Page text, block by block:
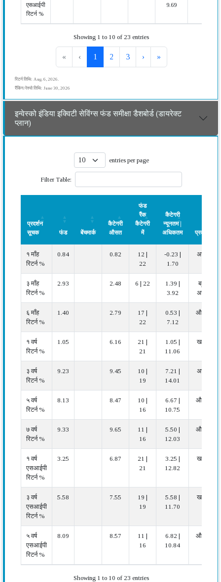
एसआईपी
रिटर्न %
9.69
Showing 1 to 10 of 23 entries
« ‹ 1 2 3 › »
रिटर्न तिथि: Aug. 6, 2026.
रैंकिंग/रेश्यो तिथि: June 30, 2026
इन्वेस्को इंडिया इक्विटी सेविंग्स फंड समीक्षा डैशबोर्ड (डायरेक्ट
प्लान)
entries per page
Filter Table:
प्रदर्शन
सूचक
फंड बेंचमार्क
कैटेगरी
औसत
फंड
रैंक
कैटेगरी
में
कैटेगरी
न्यूनतम |
अधिकतम
प्रदर्शन
सूचक
औसत
रैंक
कैटेगरी
में
न्यूनतम |
अधिकतम
१ माँह
रिटर्न %
0.84 0.82
12 |
22
-0.23 |
1.70
अच्छा
३ माँह
रिटर्न %
2.93 2.48 6 | 22
1.39 |
3.92
बहुत
अच्छा
६ माँह
रिटर्न %
1.40 2.79
17 |
22
0.53 |
7.12
औसत
१ वर्ष
रिटर्न %
1.05 6.16
21 |
21
1.05 |
11.06
खराब
३ वर्ष
रिटर्न %
9.23 9.45
10 |
19
7.21 |
14.01
अच्छा
५ वर्ष
रिटर्न %
8.13 8.47
10 |
16
6.67 |
10.75
औसत
७ वर्ष
रिटर्न %
9.33 9.65
11 |
16
5.50 |
12.03
औसत
१ वर्ष
एसआईपी
रिटर्न %
3.25 6.87
21 |
21
3.25 |
12.82
खराब
३ वर्ष
एसआईपी
रिटर्न %
5.58 7.55
19 |
19
5.58 |
11.70
खराब
५ वर्ष
एसआईपी
रिटर्न %
8.09 8.57
11 |
16
6.82 |
10.84
औसत
Showing 1 to 10 of 23 entries